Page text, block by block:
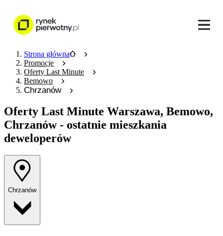
Strona główna
Promocje
Oferty Last Minute
Bemowo
Chrzanów
Oferty Last Minute Warszawa, Bemowo,
Chrzanów - ostatnie mieszkania
deweloperów
Chrzanów